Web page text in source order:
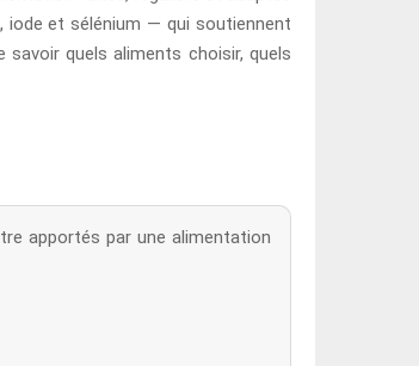
iode et sélénium — qui soutiennent
quels aliments choisir, quels
apportés par une alimentation